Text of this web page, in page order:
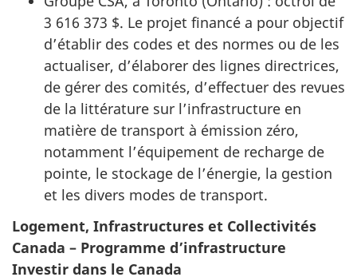
3 616 373 $. Le projet financé a pour objectif
d’établir des codes et des normes ou de les
actualiser, d’élaborer des lignes directrices,
de gérer des comités, d’effectuer des revues
de la littérature sur l’infrastructure en
matière de transport à émission zéro,
notamment l’équipement de recharge de
pointe, le stockage de l’énergie, la gestion
et les divers modes de transport.
Logement, Infrastructures et Collectivités
Canada – Programme d’infrastructure
Investir dans le Canada